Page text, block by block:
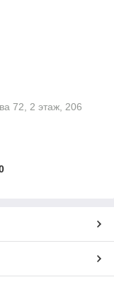
72, 2 этаж, 206